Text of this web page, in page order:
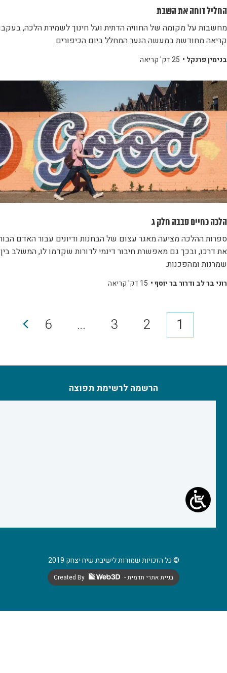
החליל דוחה את השבת
בנימין פרנקל • 25 דק' קריאה
מחשבות על מקומה של החוויה הדתית ועל חינוך לשמירת הלכה,
קריאה מחודשת במעשה הנער המחלל ביום הכיפורים.
הלכה כחיים סבבה חלק ג
רוני בר לב ודרור בר יוסף • 15 דק' קריאה
ספרות ההלכה מציעה מאגר עצום של הבחנות ודיונים עבור האדם
את דרכו, ובכך גם מאפשרת חיבור דינמי לדורות שקדמו לו, המשלב בין
שמרנות ומהפכנות.
1
2
3
…
6
הרשמה לרשימת תפוצה
© כל הזכויות שמורות לישיבת שיח יצחק 2019
Created By - בניית אתרי תדמית